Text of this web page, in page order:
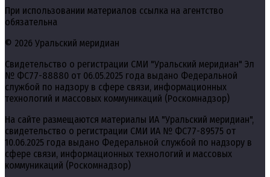
При использовании материалов ссылка на агентство
обязательна
© 2026 Уральский меридиан
Свидетельство о регистрации СМИ "Уральский меридиан" Эл
№ ФС77-88880 от 06.05.2025 года выдано Федеральной
службой по надзору в сфере связи, информационных
технологий и массовых коммуникаций (Роскомнадзор)
На сайте размещаются материалы ИА "Уральский меридиан",
свидетельство о регистрации СМИ ИА № ФС77-89575 от
10.06.2025 года выдано Федеральной службой по надзору в
сфере связи, информационных технологий и массовых
коммуникаций (Роскомнадзор)